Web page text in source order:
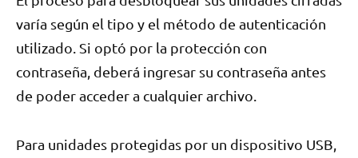
varía según el tipo y el método de autenticación
utilizado. Si optó por la protección con
contraseña, deberá ingresar su contraseña antes
de poder acceder a cualquier archivo.
Para unidades protegidas por un dispositivo USB,